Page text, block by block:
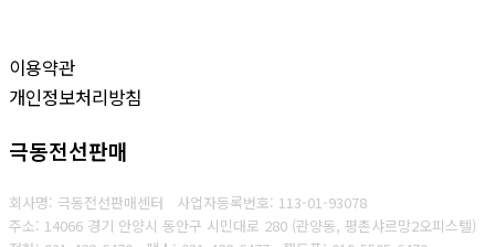
이용약관
개인정보처리방침
극동전선판매
회사명: 극동전선판매센터 사업자등록번호: 1 13-01-93078
주소: 14066 경기 안양시 동안구 시민대로 280 (관양동, 평촌샤르망2오피스텔)